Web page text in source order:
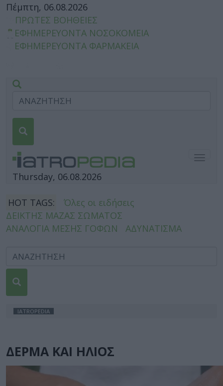
Πέμπτη, 06.08.2026
ΠΡΩΤΕΣ ΒΟΗΘΕΙΕΣ
ΕΦΗΜΕΡΕΥΟΝΤΑ ΝΟΣΟΚΟΜΕΙΑ
ΕΦΗΜΕΡΕΥΟΝΤΑ ΦΑΡΜΑΚΕΙΑ
Thursday, 06.08.2026
HOT TAGS:
Όλες οι ειδήσεις
ΔΕΙΚΤΗΣ ΜΑΖΑΣ ΣΩΜΑΤΟΣ
ΑΝΑΛΟΓΙΑ ΜΕΣΗΣ ΓΟΦΩΝ
ΑΔΥΝΑΤΙΣΜΑ
IATROPEDIA
ΔΕΡΜΑ ΚΑΙ ΗΛΙΟΣ